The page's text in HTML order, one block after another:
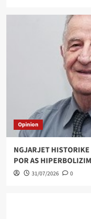
Opinion
NGJARJET
POR AS HIPERBOLIZIM
31/07/2026 0